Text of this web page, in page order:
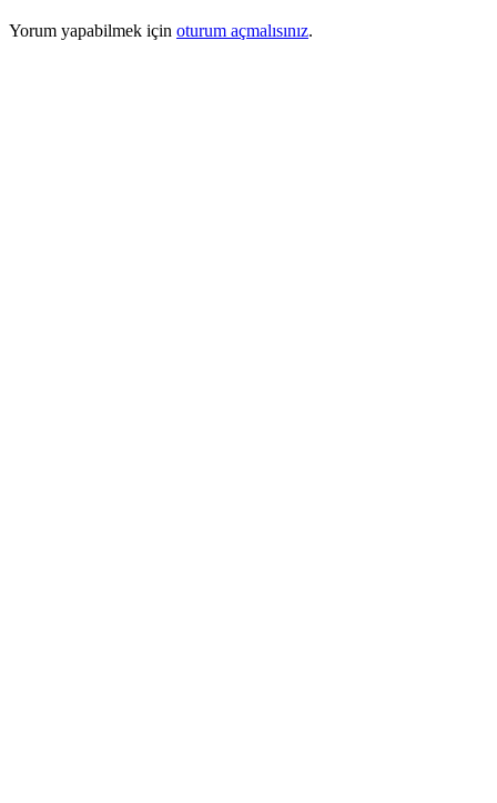
Yorum yapabilmek için oturum açmalısınız.